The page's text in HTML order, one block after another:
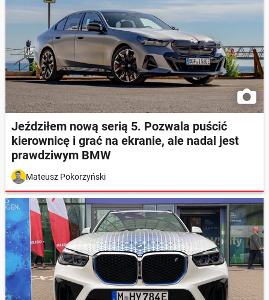
Jeździłem nową serią 5. Pozwala puścić
kierownicę i grać na ekranie, ale nadal jest
prawdziwym BMW
Mateusz Pokorzyński